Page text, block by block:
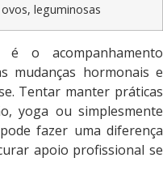
leguminosas
é o acompanhamento
mudanças hormonais e
Tentar manter práticas
yoga ou simplesmente
fazer uma diferença
apoio profissional se